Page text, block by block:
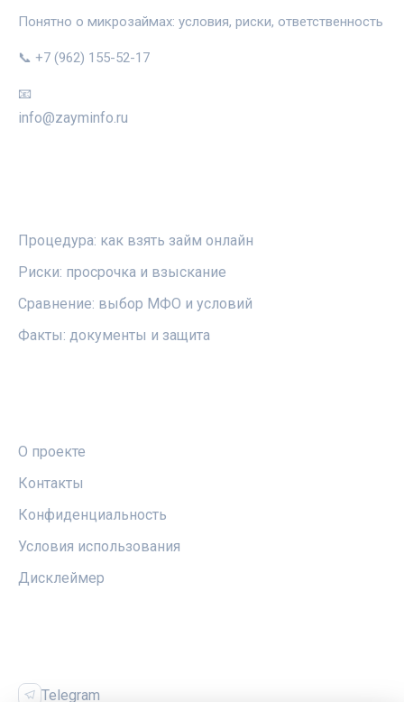
Понятно о микрозаймах: условия, риски, ответственность
📞 +7 (962) 155-52-17
📧
info@zayminfo.ru
Процедура: как взять займ онлайн
Риски: просрочка и взыскание
Сравнение: выбор МФО и условий
Факты: документы и защита
О проекте
Контакты
Конфиденциальность
Условия использования
Дисклеймер
Telegram